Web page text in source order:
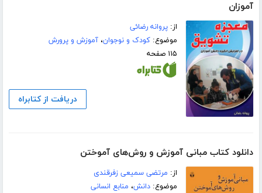
آموزان
از:پروانه رضائی
موضوع:کودک و نوجوان،آموزش و پرورش
۱۱۵ صفحه
دریافت از کتابراه
دانلود کتاب مبانی آموزش و روش‌های آموختن
از: مرتضی سمیعی زفرقندی
موضوع:دانش، منابع انسانی